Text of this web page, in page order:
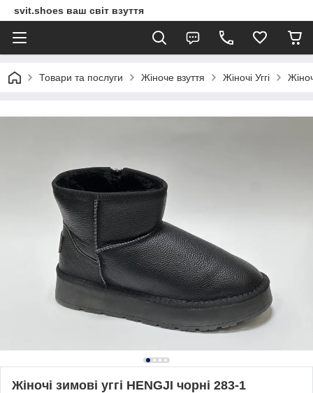
svit.shoes ваш світ взуття
Товари та послуги Жіноче взуття Жіночі Уггі
Жіночі зимові уггі HENGJI чорні 283-1